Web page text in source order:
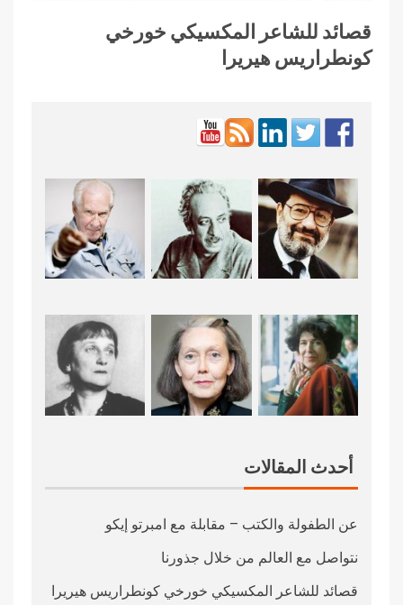
قصائد للشاعر المكسيكي خورخي
كونطراريس هيريرا
أحدث المقالات
عن الطفولة والكتب – مقابلة مع امبرتو إيكو
نتواصل مع العالم من خلال جذورنا
قصائد للشاعر المكسيكي خورخي كونطراريس هيريرا